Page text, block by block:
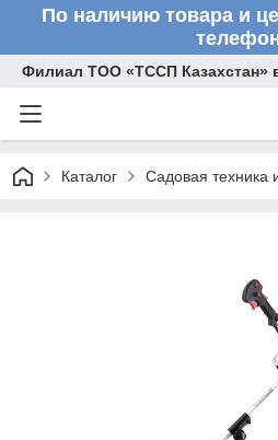
По наличию товара и
Филиал ТОО «ТССП Казахстан»
Каталог Садовая техника